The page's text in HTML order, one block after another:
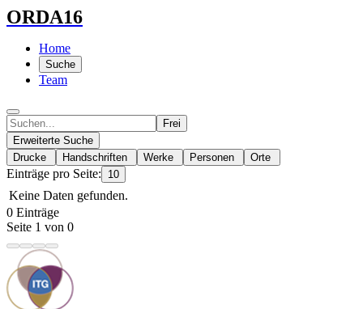
ORDA16
Home
Suche
Team
Frei
Erweiterte Suche
Drucke
Handschriften Werke Personen Orte
Einträge pro Seite: 10
Keine Daten gefunden.
0 Einträge
Seite 1 von 0